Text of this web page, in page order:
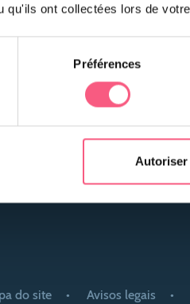
qu'ils ont collectées lors de
Préférences
Autoriser
Os nossos
do site Avisos legais